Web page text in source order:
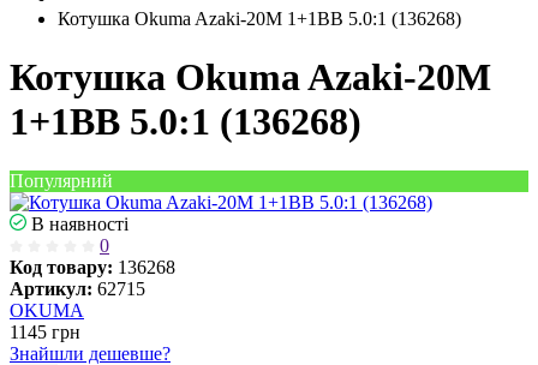
Котушка Okuma Azaki-20M 1+1BB 5.0:1 (136268)
Котушка Okuma Azaki-20M
1+1BB 5.0:1 (136268)
Популярний
В наявності
0
Код товару: 136268
Артикул: 62715
OKUMA
1145 грн
Знайшли дешевше?